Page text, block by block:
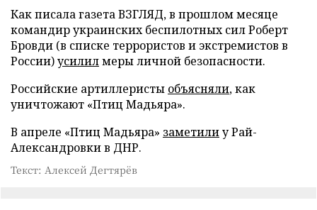
Как писала газета ВЗГЛЯД, в прошлом месяце
командир украинских беспилотных сил Роберт
Бровди (в списке террористов и экстремистов в
России)усилилмеры личной безопасности.
Российские артиллеристы объясняли, как
уничтожают «Птиц Мадьяра».
В апреле «Птиц Мадьяра» заметилиу Рай-
Александровки в ДНР.
Текст: Алексей Дегтярёв